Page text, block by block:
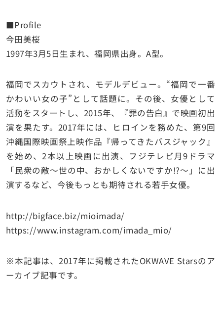
■Profile
今田美桜
1997年3月5日生まれ、福岡県出身。A型。
福岡でスカウトされ、モデルデビュー。“福岡で一番
かわいい女の子”として話題に。その後、女優として
活動をスタートし、2015年、『罪の告白』で映画初出
演を果たす。2017年には、ヒロインを務めた、第9回
沖縄国際映画祭上映作品『帰ってきたバスジャック』
を始め、2本以上映画に出演、フジテレビ月9ドラマ
「民衆の敵～世の中、おかしくないですか!?～」に出
演するなど、今後もっとも期待される若手女優。
http://bigface.biz/mioimada/
https://www.instagram.com/imada_mio/
※本記事は、2017年に掲載されたOKWAVE Starsのア
ーカイブ記事です。